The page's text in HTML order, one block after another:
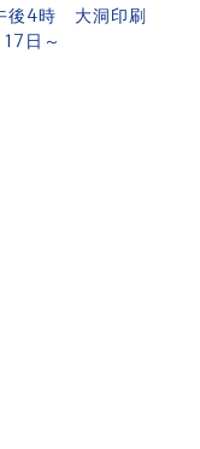
後4時 大洞印刷
日～